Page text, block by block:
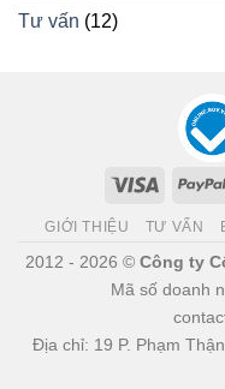
Tư vấn (12)
Visa
GIỚI THIỆU TƯ VẤN
2012 - 2026 © Công ty
Mã số doanh
Địa chỉ: 19 P. Phạm